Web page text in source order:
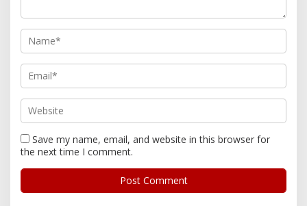
Save my name, email, and website in this browser for
the next time I comment.